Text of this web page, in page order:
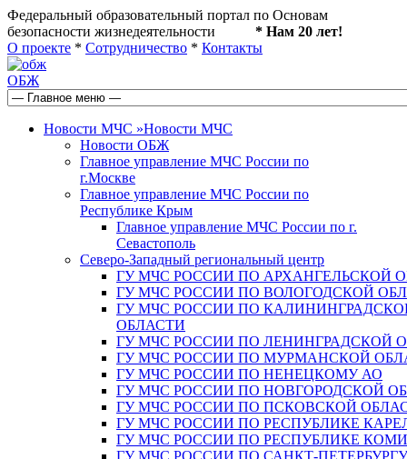
Федеральный образовательный портал по Основам
безопасности жизнедеятельности * Нам 20 лет!
О проекте * Сотрудничество * Контакты
ОБЖ
Новости МЧС »Новости МЧС
Новости ОБЖ
Главное управление МЧС России по
г.Москве
Главное управление МЧС России по
Республике Крым
Главное управление МЧС России по г.
Севастополь
Северо-Западный региональный центр
ГУ МЧС РОССИИ ПО АРХАНГЕЛЬСКОЙ
ГУ МЧС РОССИИ ПО ВОЛОГОДСКОЙ
ГУ МЧС РОССИИ ПО
ОБЛАСТИ
ГУ МЧС РОССИИ ПО ЛЕНИНГРАДСКОЙ
ГУ МЧС РОССИИ ПО МУРМАНСКОЙ
ГУ МЧС РОССИИ ПО НЕНЕЦКОМУ АО
ГУ МЧС РОССИИ ПО НОВГОРОДСКОЙ
ГУ МЧС РОССИИ ПО ПСКОВСКОЙ
ГУ МЧС РОССИИ ПО РЕСПУБЛИКЕ
ГУ МЧС РОССИИ ПО РЕСПУБЛИКЕ КОМИ
ГУ МЧС РОССИИ ПО САНКТ-ПЕТЕРБУРГУ